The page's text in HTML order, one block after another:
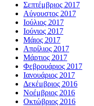
Σεπτέμβριος 2017
Αύγουστος 2017
Ιούλιος 2017
Ιούνιος 2017
Μάιος 2017
Απρίλιος 2017
Μάρτιος 2017
Φεβρουάριος 2017
Ιανουάριος 2017
Δεκέμβριος 2016
Νοέμβριος 2016
Οκτώβριος 2016